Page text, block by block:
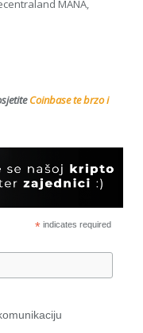
MANA,
Coinbase te brzo i
*indicates required